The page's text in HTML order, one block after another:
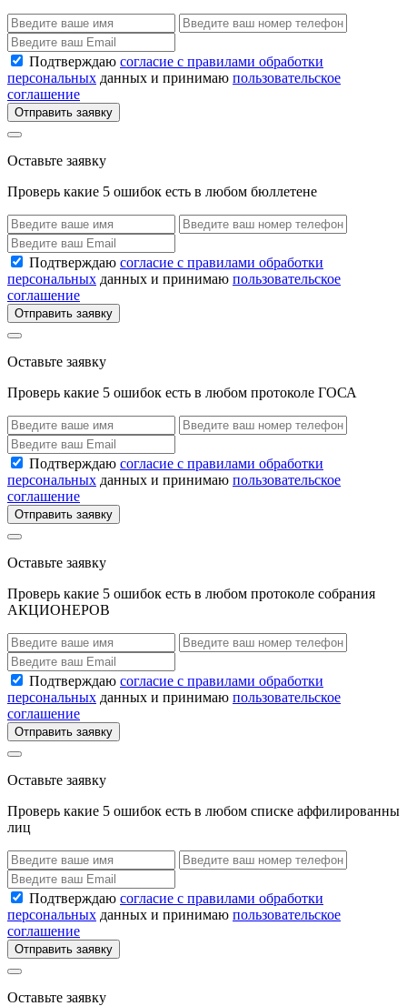
Подтверждаю согласие с правилами обработки
персональных данных и принимаю пользовательское
соглашение
Отправить заявку
Оставьте заявку
Проверь какие 5 ошибок есть в любом бюллетене
Подтверждаю согласие с правилами обработки
персональных данных и принимаю пользовательское
соглашение
Отправить заявку
Оставьте заявку
Проверь какие 5 ошибок есть в любом протоколе ГОСА
Подтверждаю согласие с правилами обработки
персональных данных и принимаю пользовательское
соглашение
Отправить заявку
Оставьте заявку
Проверь какие 5 ошибок есть в любом протоколе собрания
АКЦИОНЕРОВ
Подтверждаю согласие с правилами обработки
персональных данных и принимаю пользовательское
соглашение
Отправить заявку
Оставьте заявку
Проверь какие 5 ошибок есть в любом списке аффилированны
лиц
Подтверждаю согласие с правилами обработки
персональных данных и принимаю пользовательское
соглашение
Отправить заявку
Оставьте заявку